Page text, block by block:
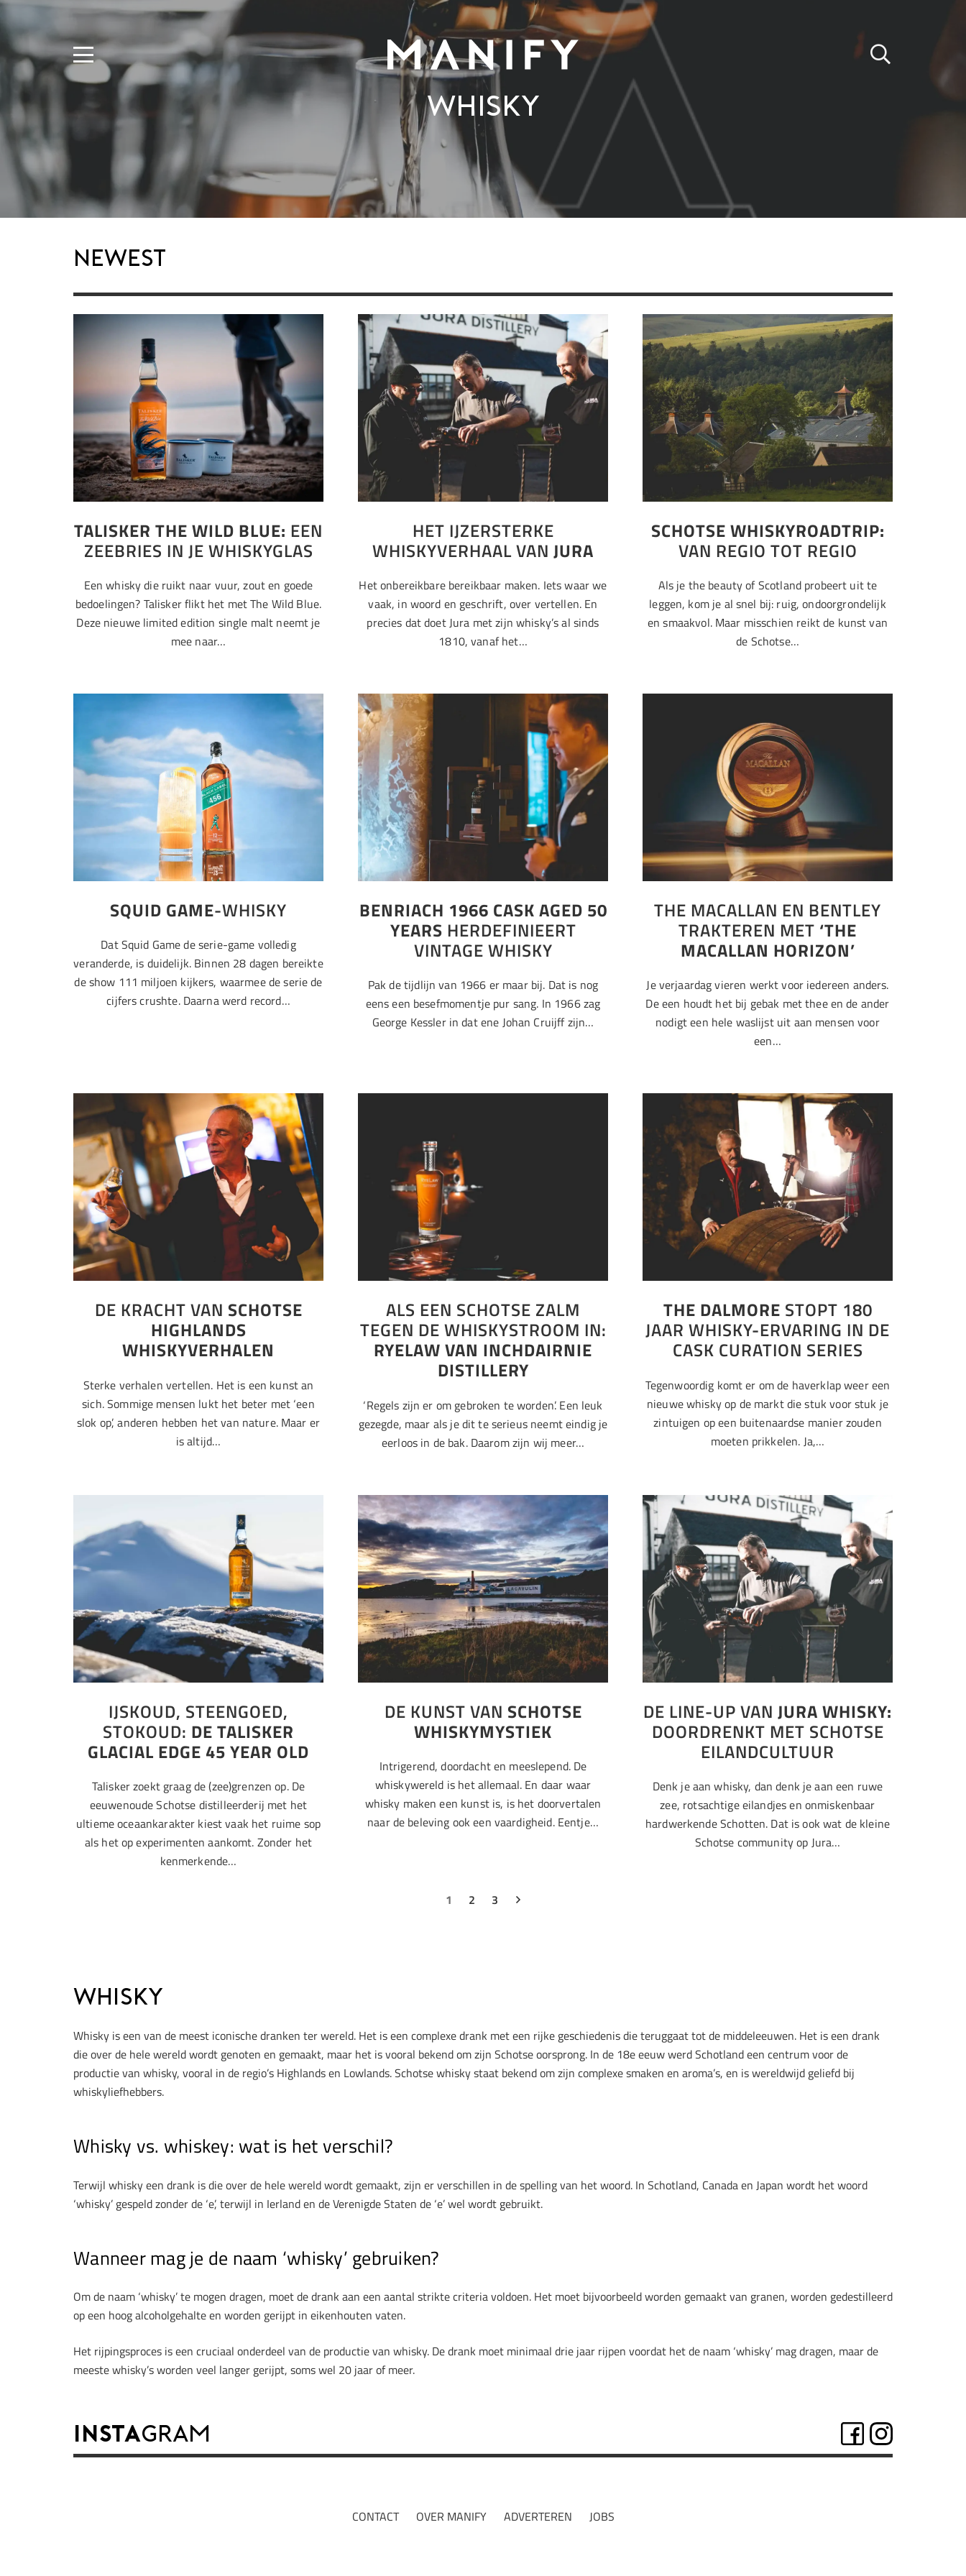
Whisky
Newest
TALISKER THE WILD BLUE: EEN
ZEEBRIES IN JE WHISKYGLAS
Een whisky die ruikt naar vuur, zout en goede
bedoelingen? Talisker flikt het met The Wild Blue.
Deze nieuwe limited edition single malt neemt je
mee naar…
HET IJZERSTERKE
WHISKYVERHAAL VAN JURA
Het onbereikbare bereikbaar maken. Iets waar we
vaak, in woord en geschrift, over vertellen. En
precies dat doet Jura met zijn whisky’s al sinds
1810, vanaf het…
SCHOTSE WHISKYROADTRIP:
VAN REGIO TOT REGIO
Als je the beauty of Scotland probeert uit te
leggen, kom je al snel bij: ruig, ondoorgrondelijk
en smaakvol. Maar misschien reikt de kunst van
de Schotse…
SQUID GAME-WHISKY
Dat Squid Game de serie-game volledig
veranderde, is duidelijk. Binnen 28 dagen bereikte
de show 111 miljoen kijkers, waarmee de serie de
cijfers crushte. Daarna werd record…
BENRIACH 1966 CASK AGED 50
YEARS HERDEFINIEERT
VINTAGE WHISKY
Pak de tijdlijn van 1966 er maar bij. Dat is nog
eens een besefmomentje pur sang. In 1966 zag
George Kessler in dat ene Johan Cruijff zijn…
THE MACALLAN EN BENTLEY
TRAKTEREN MET ‘THE
MACALLAN HORIZON’
Je verjaardag vieren werkt voor iedereen anders.
De een houdt het bij gebak met thee en de ander
nodigt een hele waslijst uit aan mensen voor
een…
DE KRACHT VAN SCHOTSE
HIGHLANDS
WHISKYVERHALEN
Sterke verhalen vertellen. Het is een kunst an
sich. Sommige mensen lukt het beter met ‘een
slok op’, anderen hebben het van nature. Maar er
is altijd…
ALS EEN SCHOTSE ZALM
TEGEN DE WHISKYSTROOM IN:
RYELAW VAN INCHDAIRNIE
DISTILLERY
‘Regels zijn er om gebroken te worden’. Een leuk
gezegde, maar als je dit te serieus neemt eindig je
eerloos in de bak. Daarom zijn wij meer…
THE DALMORE STOPT 180
JAAR WHISKY-ERVARING IN DE
CASK CURATION SERIES
Tegenwoordig komt er om de haverklap weer een
nieuwe whisky op de markt die stuk voor stuk je
zintuigen op een buitenaardse manier zouden
moeten prikkelen. Ja,…
IJSKOUD, STEENGOED,
STOKOUD: DE TALISKER
GLACIAL EDGE 45 YEAR OLD
Talisker zoekt graag de (zee)grenzen op. De
eeuwenoude Schotse distilleerderij met het
ultieme oceaankarakter kiest vaak het ruime sop
als het op experimenten aankomt. Zonder het
kenmerkende…
DE KUNST VAN SCHOTSE
WHISKYMYSTIEK
Intrigerend, doordacht en meeslepend. De
whiskywereld is het allemaal. En daar waar
whisky maken een kunst is, is het doorvertalen
naar de beleving ook een vaardigheid. Eentje…
DE LINE-UP VAN JURA WHISKY:
DOORDRENKT MET SCHOTSE
EILANDCULTUUR
Denk je aan whisky, dan denk je aan een ruwe
zee, rotsachtige eilandjes en onmiskenbaar
hardwerkende Schotten. Dat is ook wat de kleine
Schotse community op Jura…
1 2 3
Whisky
Whisky is een van de meest iconische dranken ter wereld. Het is een complexe drank met een rijke geschiedenis die teruggaat tot de middeleeuwen. Het is een drank
die over de hele wereld wordt genoten en gemaakt, maar het is vooral bekend om zijn Schotse oorsprong. In de 18e eeuw werd Schotland een centrum voor de
productie van whisky, vooral in de regio’s Highlands en Lowlands. Schotse whisky staat bekend om zijn complexe smaken en aroma’s, en is wereldwijd geliefd bij
whiskyliefhebbers.
Whisky vs. whiskey: wat is het verschil?
Terwijl whisky een drank is die over de hele wereld wordt gemaakt, zijn er verschillen in de spelling van het woord. In Schotland, Canada en Japan wordt het woord
‘whisky’ gespeld zonder de ‘e’, terwijl in Ierland en de Verenigde Staten de ‘e’ wel wordt gebruikt.
Wanneer mag je de naam ‘whisky’ gebruiken?
Om de naam ‘whisky’ te mogen dragen, moet de drank aan een aantal strikte criteria voldoen. Het moet bijvoorbeeld worden gemaakt van granen, worden gedestilleerd
op een hoog alcoholgehalte en worden gerijpt in eikenhouten vaten.
Het rijpingsproces is een cruciaal onderdeel van de productie van whisky. De drank moet minimaal drie jaar rijpen voordat het de naam ‘whisky’ mag dragen, maar de
meeste whisky’s worden veel langer gerijpt, soms wel 20 jaar of meer.
INSTAGRAM
CONTACT OVER MANIFY ADVERTEREN JOBS